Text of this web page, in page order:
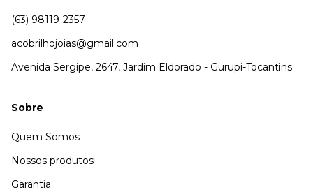
(63) 98119-2357
acobrilhojoias@gmail.com
Avenida Sergipe, 2647, Jardim Eldorado - Gurupi-Tocantins
Sobre
Quem Somos
Nossos produtos
Garantia